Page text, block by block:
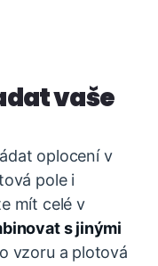
vaše
oplocení v
pole i
mít celé v
s jinými
vzoru a plotová